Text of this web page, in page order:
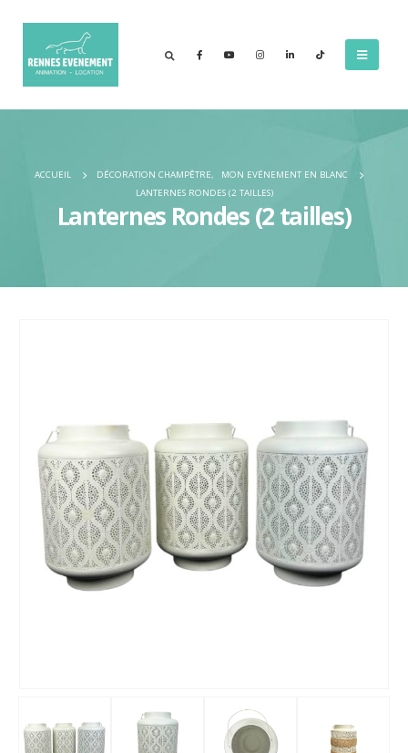
ACCUEIL DÉCORATION CHAMPÊTRE,
MON EVÉNEMENT EN BLANC
LANTERNES RONDES (2 TAILLES)
Lanternes Rondes (2 tailles)